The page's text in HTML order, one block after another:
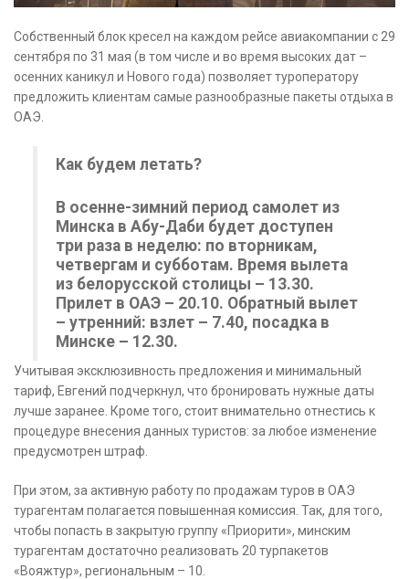
Собственный блок кресел на каждом рейсе авиакомпании с 29
сентября по 31 мая (в том числе и во время высоких дат –
осенних каникул и Нового года) позволяет туроператору
предложить клиентам самые разнообразные пакеты отдыха в
ОАЭ.
Как будем летать?
В осенне-зимний период самолет из
Минска в Абу-Даби будет доступен
три раза в неделю: по вторникам,
четвергам и субботам. Время вылета
из белорусской столицы – 13.30.
Прилет в ОАЭ – 20.10. Обратный вылет
– утренний: взлет – 7.40, посадка в
Минске – 12.30.
Учитывая эксклюзивность предложения и минимальный
тариф, Евгений подчеркнул, что бронировать нужные даты
лучше заранее. Кроме того, стоит внимательно отнестись к
процедуре внесения данных туристов: за любое изменение
предусмотрен штраф.
При этом, за активную работу по продажам туров в ОАЭ
турагентам полагается повышенная комиссия. Так, для того,
чтобы попасть в закрытую группу «Приорити», минским
турагентам достаточно реализовать 20 турпакетов
«Вояжтур», региональным – 10.